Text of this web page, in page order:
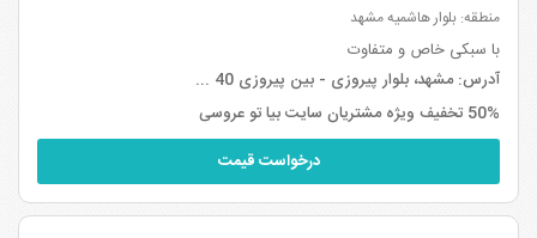
منطقه: بلوار هاشمیه مشهد
با سبکی خاص و متفاوت
آدرس:مشهد، بلوار پیروزی - بین پیروزی 40 ...
50% تخفیف ویژه مشتریان سایت بیا تو عروسی
درخواست قیمت